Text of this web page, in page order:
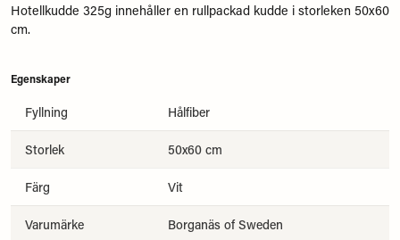
Hotellkudde 325g innehåller en rullpackad kudde i storleken 50x60
cm.
Egenskaper
Fyllning Hålfiber
Storlek 50x60 cm
Färg Vit
Varumärke Borganäs of Sweden